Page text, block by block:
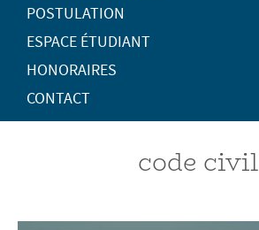
POSTULATION
ESPACE ÉTUDIANT
HONORAIRES
CONTACT
code civil